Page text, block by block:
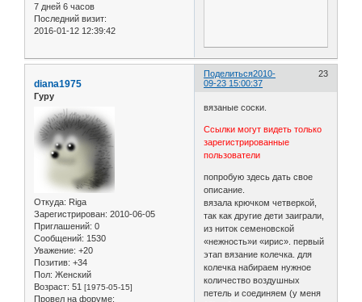
7 дней 6 часов
Последний визит:
2016-01-12 12:39:42
Поделиться 23
2010-
09-23 15:00:37
diana1975
Гуру
Откуда: Riga
Зарегистрирован: 2010-06-05
Приглашений: 0
Сообщений: 1530
Уважение: +20
Позитив: +34
Пол: Женский
Возраст: 51 [1975-05-15]
Провел на форуме:
вязаные соски.
Ссылки могут видеть только
зарегистрированные
пользователи
попробую здесь дать свое
описание.
вязала крючком четверкой,
так как другие дети заиграли,
из ниток семеновской
«нежность»и «ирис». первый
этап вязание колечка. для
колечка набираем нужное
количество воздушных
петель и соединяем (у меня